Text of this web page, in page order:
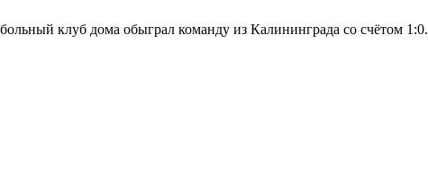
клуб дома обыграл команду из Калининграда со счётом 1:0.